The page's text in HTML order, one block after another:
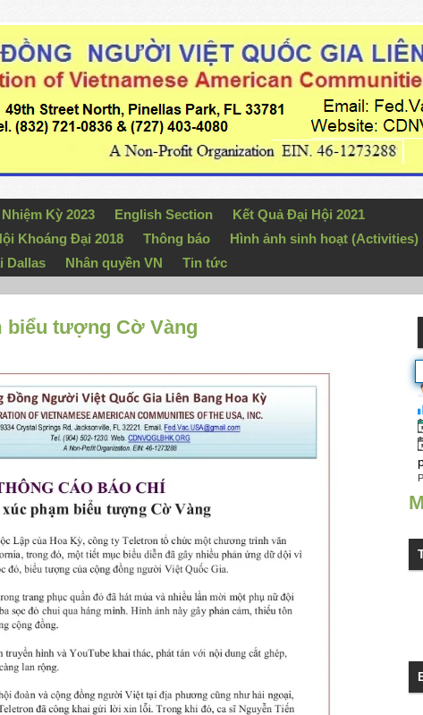
Kỳ 2023 English Section
Kết Quả Đại Hội 2021
Khoáng Đại 2018
Thông báo Hình ảnh sinh hoạt (Activities)
Dallas
Nhân quyền VN Tin tức
biểu tượng Cờ Vàng